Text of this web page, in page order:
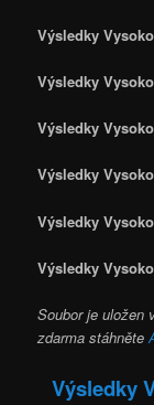
Výsledky
Výsledky
Výsledky
Výsledky
Výsledky
Výsledky
Soubor je uložen
zdarma stáhněte
Výsledky